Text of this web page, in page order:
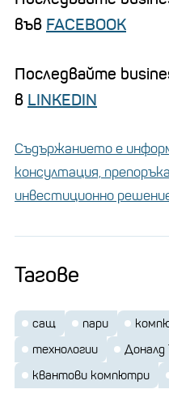
във FACEBOOK
Последвайте
в LINKEDIN
Съдържанието е
консултация,
инвестиционно
Тагове
сащ пари
технологии
Доналд
квантови компютри